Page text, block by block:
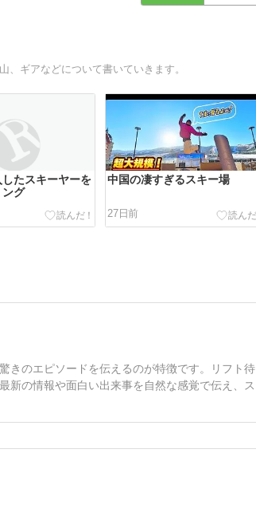
、ギアなどについて書いていきます。
たスキーヤーを
ング
中国の凄すぎるスキー場
27日前
きのエピソードを伝えるのが特徴です。リフト待
新の情報や面白い出来事を自然な感覚で伝え、ス